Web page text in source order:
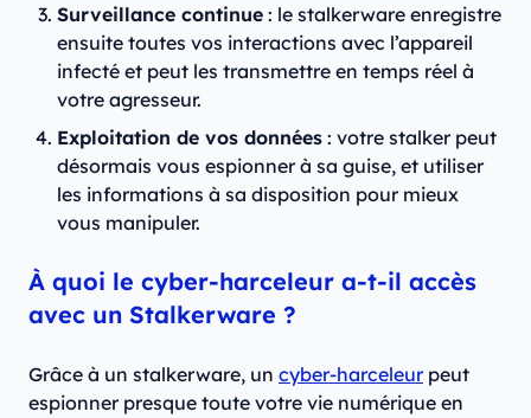
Surveillance continue : le stalkerware enregistre
ensuite toutes vos interactions avec l’appareil
infecté et peut les transmettre en temps réel à
votre agresseur.
Exploitation de vos données : votre stalker peut
désormais vous espionner à sa guise, et utiliser
les informations à sa disposition pour mieux
vous manipuler.
À quoi le cyber-harceleur a-t-il accès
avec un Stalkerware ?
Grâce à un stalkerware, un cyber-harceleurpeut
espionner presque toute votre vie numérique en